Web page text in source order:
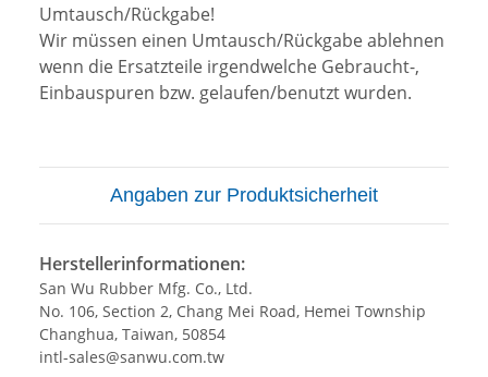
Umtausch/Rückgabe!
Wir müssen einen Umtausch/Rückgabe ablehnen
wenn die Ersatzteile irgendwelche Gebraucht-,
Einbauspuren bzw. gelaufen/benutzt wurden.
Angaben zur Produktsicherheit
Herstellerinformationen:
San Wu Rubber Mfg. Co., Ltd.
No. 106, Section 2, Chang Mei Road, Hemei Township
Changhua, Taiwan, 50854
intl-sales@sanwu.com.tw